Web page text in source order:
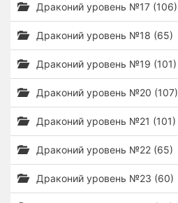
Драконий уровень №17 (106)
Драконий уровень №18 (65)
Драконий уровень №19 (101)
Драконий уровень №20 (107)
Драконий уровень №21 (101)
Драконий уровень №22 (65)
Драконий уровень №23 (60)